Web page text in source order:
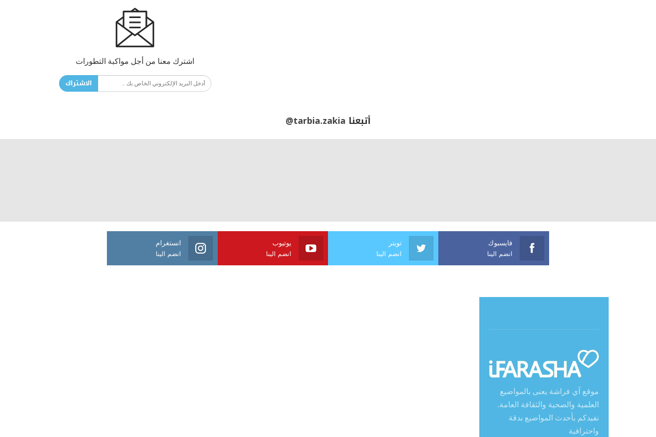
اشترك معنا من أجل مواكبة التطورات
الاشتراك
أتبعنا @tarbia.zakia
فايسبوك
انضم الينا
تويتر
انضم الينا
يوتيوب
انضم الينا
انستغرام
انضم الينا
موقع آي فراشة يعنى بالمواضيع
العلمية والصحية والثقافة العامة.
نفيدكم بأحدث المواضيع بدقة
واحترافية